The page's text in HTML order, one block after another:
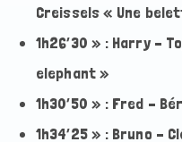
Creissels « Une
1h26’30 » : Harry –
elephant »
1h30’50 » : Fred –
1h34’25 » : Bruno –